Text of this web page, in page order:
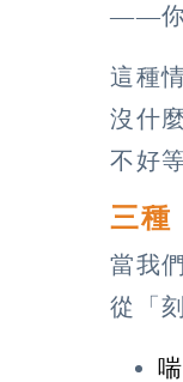
——你
這種
沒什
不好
三種
當我
從「